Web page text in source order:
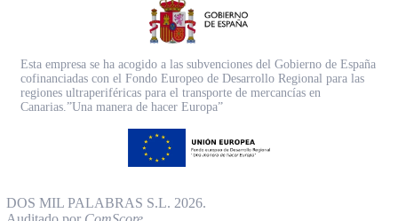
Esta empresa se ha acogido a las subvenciones del Gobierno de España
cofinanciadas con el Fondo Europeo de Desarrollo Regional para las
regiones ultraperiféricas para el transporte de mercancías en
Canarias.”Una manera de hacer Europa”
DOS MIL PALABRAS S.L. 2026.